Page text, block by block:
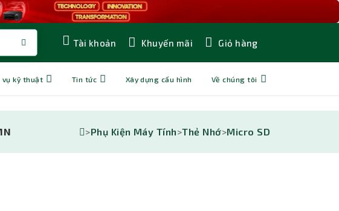
Tài khoản Khuyến mãi Giỏ hàng
vụ kỹ thuật Tin tức Xây dựng cấu hình Về chúng tôi
>Phụ Kiện Máy Tính>Thẻ Nhớ>Micro SD